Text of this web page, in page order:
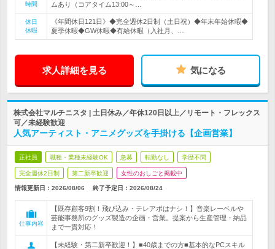
時間
ムあり（コアタイム13:00～…
休日
休暇
《年間休日121日》◆完全週休2日制（土日祝）◆年末年始休暇◆
夏季休暇◆GW休暇◆有給休暇（入社月、…
求人詳細を見る 気になる
株式会社マルチニスタ | 土日休み／年休120日以上／リモート・フレックス
可／未経験歓迎
人気アーティスト・アニメグッズを手掛ける【企画営業】
正社員 職種・業種未経験OK 急募 転勤なし 学歴不問
完全週休2日制 第二新卒歓迎 女性のおしごと掲載中
情報更新日：2026/08/06 終了予定日： 2026/08/24
仕事内容
【既存顧客9割！飛び込み・テレアポはナシ！】音楽レーベルや
芸能事務所のグッズ製造の企画・営業。提案から生産管理・納品
まで一貫対応！
【未経験・第二新卒歓迎！】■40歳までの方■基本的なPCスキル